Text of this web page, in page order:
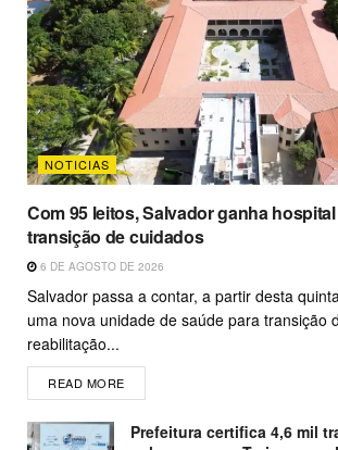
NOTICIAS
Com 95 leitos, Salvador ganha
transição de cuidados
6 DE AGOSTO DE 2026
Salvador passa a contar, a partir desta
uma nova unidade de saúde para transição
reabilitação...
READ MORE
Prefeitura certifica 4,6 mil